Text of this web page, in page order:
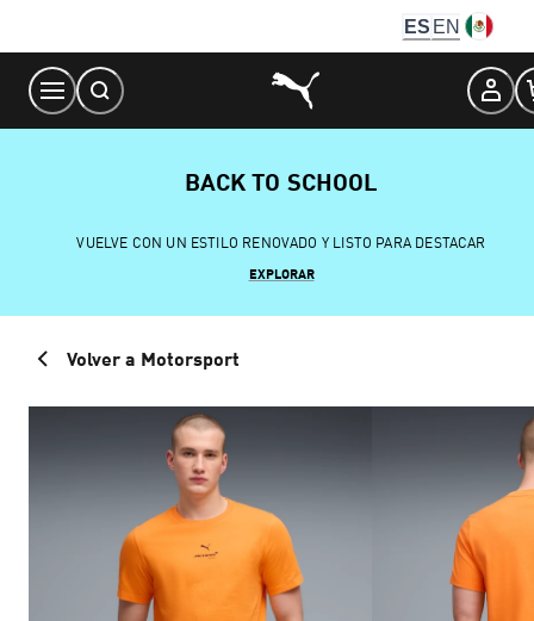
Content
ES EN
BACK TO SCHOOL
VUELVE CON UN ESTILO RENOVADO Y LISTO PARA DESTACAR
EXPLORAR
Volver a Motorsport